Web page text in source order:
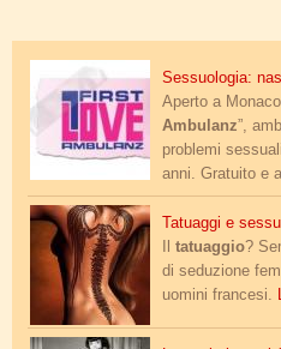
ambulanz.jpg
Sessuologia:
Aperto a
Ambulanz”,
problemi
anni. Gratuito e
hot_tattoo.jpg
Tatuaggi e
tatuaggio?
di seduzione
uomini francesi.